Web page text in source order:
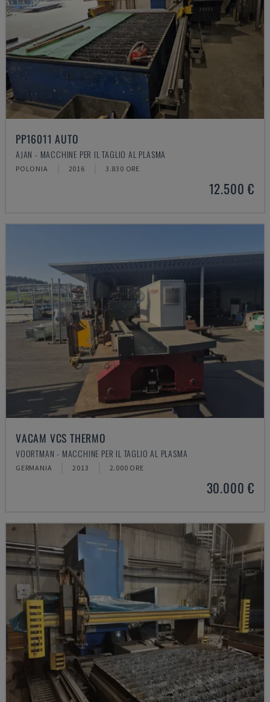
PP16011 AUTO
AJAN - MACCHINE PER IL TAGLIO AL PLASMA
POLONIA 2016 3.830 ORE
12.500 €
VACAM VCS THERMO
VOORTMAN - MACCHINE PER IL TAGLIO AL PLASMA
GERMANIA 2013 2.000 ORE
30.000 €